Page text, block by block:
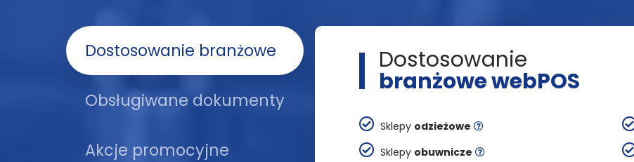
Dostosowanie branżowe
Obsługiwane dokumenty
Akcje promocyjne
Dostosowanie
branżowe webPOS
Sklepy odzieżowe
Sklepy obuwnicze